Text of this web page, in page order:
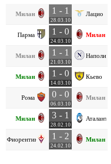
Милан 1 - 1
28.03.10
Лацио
Парма 1 - 0
24.03.10
Милан
Милан 1 - 1
21.03.10
Наполи
Милан 1 - 0
14.03.10
Кьево
Рома 0 - 0
06.03.10
Милан
Милан 3 - 1
28.02.10
Аталанта
Фиорентина 1 - 2
24.02.10
Милан